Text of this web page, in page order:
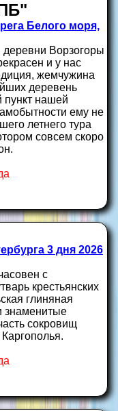
Белого моря,
деревни Ворзогоры
и у нас
жемчужина
деревень
нашей
ему не
летнего тура
совсем скоро
3 дня 2026
с
крестьянских
глиняная
знаменитые
сокровищ